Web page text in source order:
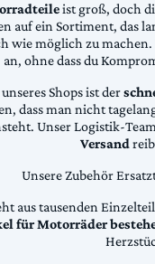
ist groß, doch
auf ein Sortiment, das
wie möglich zu
an, ohne dass du
Shops ist der
dass man nicht
Unser Logistik-
Versand
Unsere Zubehör
aus tausenden
für Motorräder